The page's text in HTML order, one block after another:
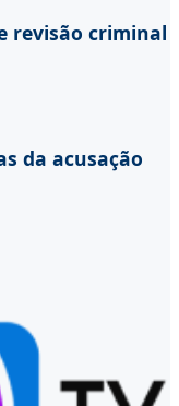
revisão criminal
da acusação